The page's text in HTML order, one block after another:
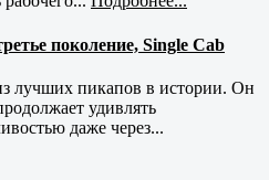
поколение, Single Cab
лучших пикапов в истории. Он
удивлять
даже через...